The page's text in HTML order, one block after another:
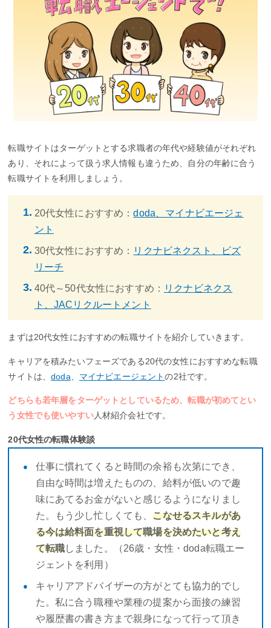
転職サイトはターゲットとする求職者の年代や経験値がそれぞれ
あり、それによって扱う求人情報も違うため、自分の年齢に合う
転職サイトを利用しましょう。
20代女性におすすめ：doda、マイナビエージェ
ント
30代女性におすすめ： リクナビネクスト、ビズ
リーチ
40代～50代女性におすすめ： リクナビネクス
ト、JACリクルートメント
まずは20代女性におすすめの転職サイトを紹介していきます。
キャリアを積みたいフェーズである20代の女性におすすめな転職
サイトは、doda マイナビエージェントの2社です。
どちらも若年層をターゲットとしているため、転職が初めてとい
う女性でも使いやすい人材紹介会社です。
20代女性の転職体験談
仕事に慣れてくると時間の余裕も次第にでき、
自由な時間は増えたものの、給料が低いので趣
味にあてるお金がないと感じるようになりまし
た。もう少し忙しくても、こなせるスキルがあ
る今は給料面を重視して職場を決めたいと考え
て転職しました。（26歳・女性・doda転職エー
ジェントを利用）
キャリアアドバイザーの方がとても協力的でし
た。私に合う職種や業種の提案から面接の練習
や履歴書の書き方まで親身になって行って頂き